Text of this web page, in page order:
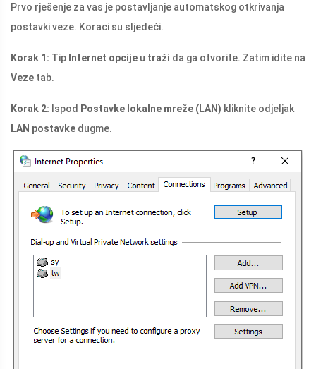
Prvo rješenje za vas je postavljanje automatskog otkrivanja
postavki veze. Koraci su sljedeći.
Korak 1: Tip Internet opcije u traži da ga otvorite. Zatim idite na
Veze tab.
Korak 2: Ispod Postavke lokalne mreže (LAN) kliknite odjeljak
LAN postavke dugme.